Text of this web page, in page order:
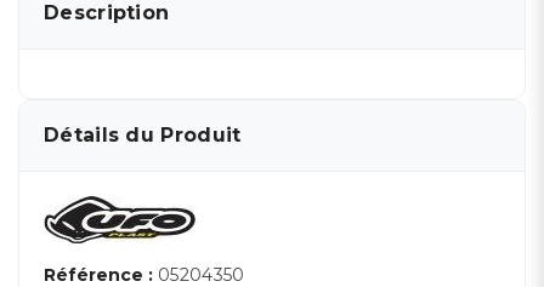
Description
Détails du Produit
Référence : 05204350